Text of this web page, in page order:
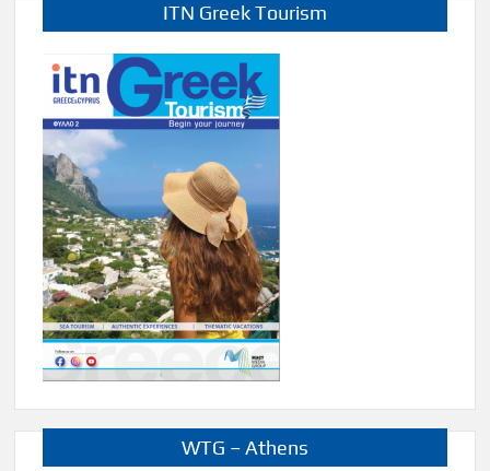
ITN Greek Tourism
WTG – Athens